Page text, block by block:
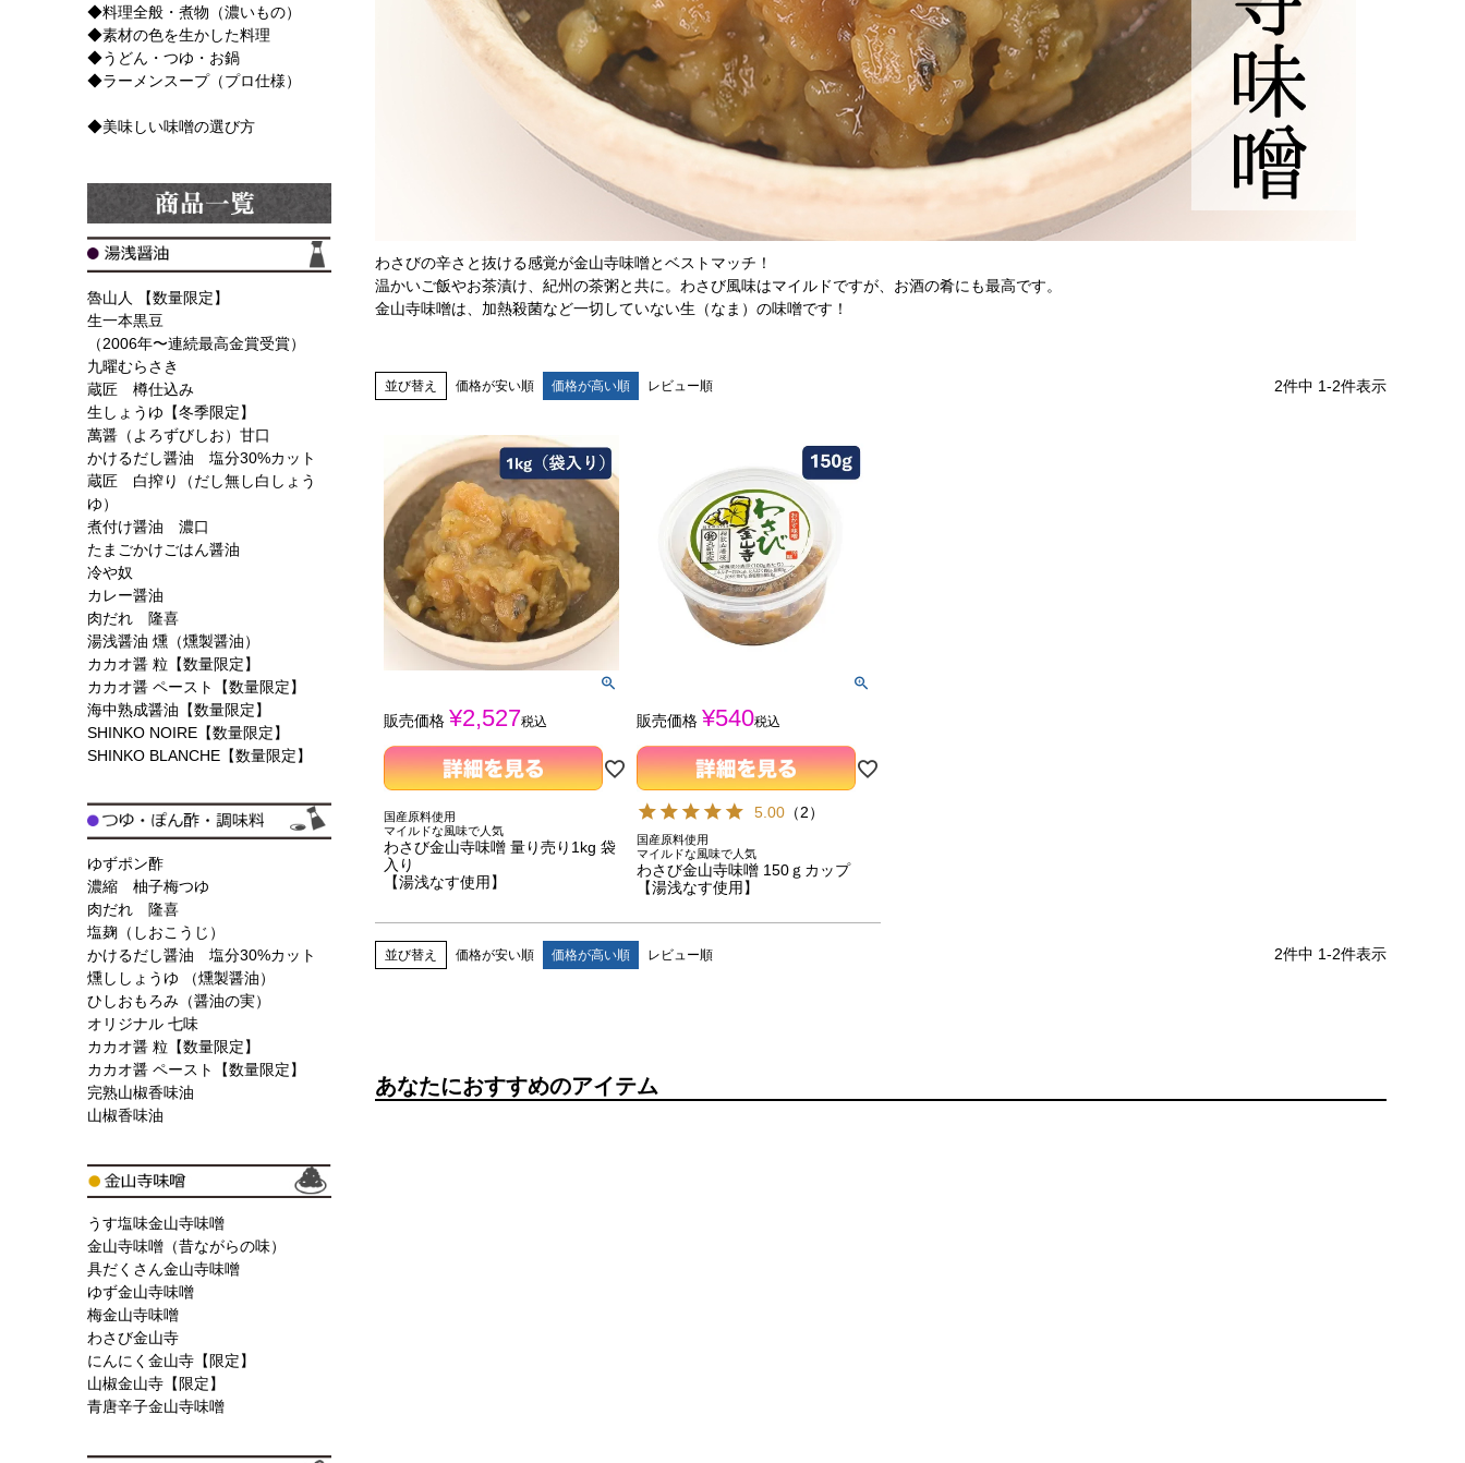
◆料理全般・煮物（濃いもの）
◆素材の色を生かした料理
◆うどん・つゆ・お鍋
◆ラーメンスープ（プロ仕様）
◆美味しい味噌の選び方
魯山人 【数量限定】
生一本黒豆
（2006年〜連続最高金賞受賞）
九曜むらさき
蔵匠 樽仕込み
生しょうゆ【冬季限定】
萬醤（よろずびしお）甘口
かけるだし醤油 塩分30%カット
蔵匠 白搾り（だし無し白しょう
ゆ）
煮付け醤油 濃口
たまごかけごはん醤油
冷や奴
カレー醤油
肉だれ 隆喜
湯浅醤油 燻（燻製醤油）
カカオ醤 粒【数量限定】
カカオ醤 ペースト【数量限定】
海中熟成醤油【数量限定】
SHINKO NOIRE【数量限定】
SHINKO BLANCHE【数量限定】
ゆずポン酢
濃縮 柚子梅つゆ
肉だれ 隆喜
塩麹（しおこうじ）
かけるだし醤油 塩分30%カット
燻ししょうゆ （燻製醤油）
ひしおもろみ（醤油の実）
オリジナル 七味
カカオ醤 粒【数量限定】
カカオ醤 ペースト【数量限定】
完熟山椒香味油
山椒香味油
うす塩味金山寺味噌
金山寺味噌（昔ながらの味）
具だくさん金山寺味噌
ゆず金山寺味噌
梅金山寺味噌
わさび金山寺
にんにく金山寺【限定】
山椒金山寺【限定】
青唐辛子金山寺味噌
わさびの辛さと抜ける感覚が金山寺味噌とベストマッチ！
温かいご飯やお茶漬け、紀州の茶粥と共に。わさび風味はマイルドですが、お酒の肴にも最高です。
金山寺味噌は、加熱殺菌など一切していない生（なま）の味噌です！
並び替え 価格が安い順 価格が高い順 レビュー順 2件中 1-2件表示
販売価格 ¥2,527税込
国産原料使用
マイルドな風味で人気
わさび金山寺味噌 量り売り1kg 袋
入り
【湯浅なす使用】
販売価格 ¥540税込
5.00 （2）
国産原料使用
マイルドな風味で人気
わさび金山寺味噌 150ｇカップ
【湯浅なす使用】
並び替え 価格が安い順 価格が高い順 レビュー順 2件中 1-2件表示
あなたにおすすめのアイテム